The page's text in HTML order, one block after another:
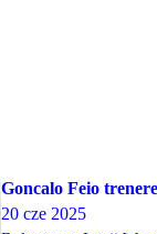
Goncalo Feio
20 cze 2025